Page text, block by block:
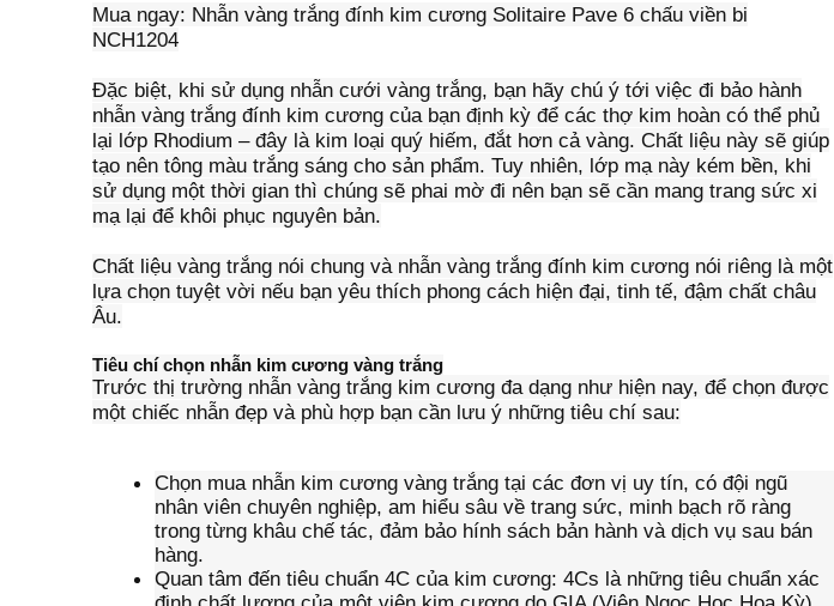
Mua ngay: Nhẫn vàng trắng đính kim cương Solitaire Pave 6 chấu viền bi
NCH1204
Đặc biệt, khi sử dụng nhẫn cưới vàng trắng, bạn hãy chú ý tới việc đi bảo hành
nhẫn vàng trắng đính kim cương của bạn định kỳ để các thợ kim hoàn có thể phủ
lại lớp Rhodium – đây là kim loại quý hiếm, đắt hơn cả vàng. Chất liệu này sẽ giúp
tạo nên tông màu trắng sáng cho sản phẩm. Tuy nhiên, lớp mạ này kém bền, khi
sử dụng một thời gian thì chúng sẽ phai mờ đi nên bạn sẽ cần mang trang sức xi
mạ lại để khôi phục nguyên bản.
Chất liệu vàng trắng nói chung và nhẫn vàng trắng đính kim cương nói riêng là một
lựa chọn tuyệt vời nếu bạn yêu thích phong cách hiện đại, tinh tế, đậm chất châu
Âu.
Tiêu chí chọn nhẫn kim cương vàng trắng
Trước thị trường nhẫn vàng trắng kim cương đa dạng như hiện nay, để chọn được
một chiếc nhẫn đẹp và phù hợp bạn cần lưu ý những tiêu chí sau:
Chọn mua nhẫn kim cương vàng trắng tại các đơn vị uy tín, có đội ngũ
nhân viên chuyên nghiệp, am hiểu sâu về trang sức, minh bạch rõ ràng
trong từng khâu chế tác, đảm bảo hính sách bản hành và dịch vụ sau bán
hàng.
Quan tâm đến tiêu chuẩn 4C của kim cương: 4Cs là những tiêu chuẩn xác